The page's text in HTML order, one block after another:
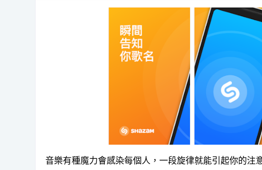
音樂有種魔力會感染每個人，一段旋律就能引起你的注